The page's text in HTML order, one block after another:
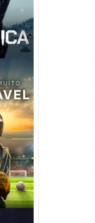
DL 1080p